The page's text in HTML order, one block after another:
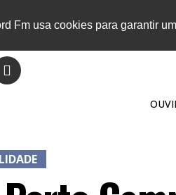
Fm usa cookies para garantir